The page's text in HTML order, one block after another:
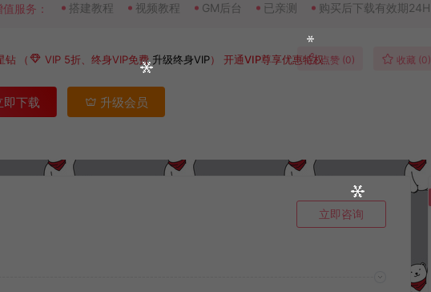
值服务： 搭建教程 视频教程 GM后台 已亲测 购买后下载有效期24H
钻 （ VIP 5折、终身VIP免费升级终身VIP）开通VIP尊享优惠特权点赞 (0) 收藏 (0)
下载 升级会员
立即咨询